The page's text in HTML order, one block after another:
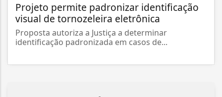
Projeto permite padronizar identificação
visual de tornozeleira eletrônica
Proposta autoriza a Justiça a determinar
identificação padronizada em casos de...